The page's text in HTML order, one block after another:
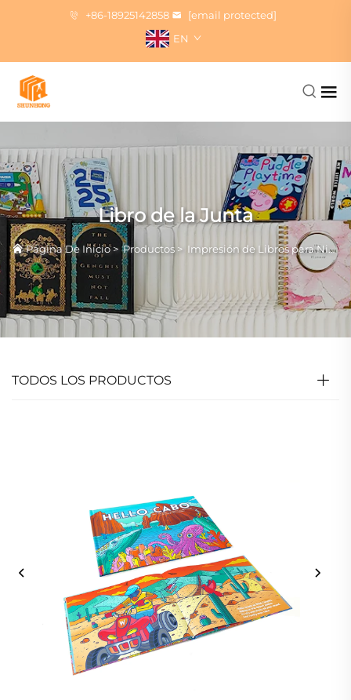
+86-18925142858
[email protected]
EN
Libro de la Junta
Página De Inicio>Productos > Impresión de Libros para Niños y Pequeños
TODOS LOS PRODUCTOS